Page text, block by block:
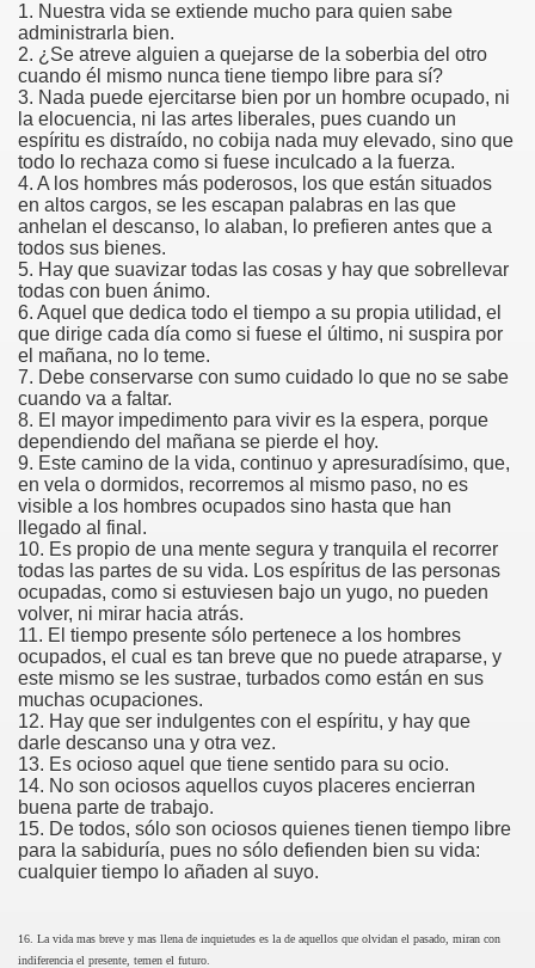
1. Nuestra vida se extiende mucho para quien sabe
administrarla bien.
2. ¿Se atreve alguien a quejarse de la soberbia del otro
cuando él mismo nunca tiene tiempo libre para sí?
3. Nada puede ejercitarse bien por un hombre ocupado, ni
la elocuencia, ni las artes liberales, pues cuando un
espíritu es distraído, no cobija nada muy elevado, sino que
todo lo rechaza como si fuese inculcado a la fuerza.
4. A los hombres más poderosos, los que están situados
en altos cargos, se les escapan palabras en las que
anhelan el descanso, lo alaban, lo prefieren antes que a
todos sus bienes.
5. Hay que suavizar todas las cosas y hay que sobrellevar
todas con buen ánimo.
6. Aquel que dedica todo el tiempo a su propia utilidad, el
que dirige cada día como si fuese el último, ni suspira por
el mañana, no lo teme.
7. Debe conservarse con sumo cuidado lo que no se sabe
cuando va a faltar.
8. El mayor impedimento para vivir es la espera, porque
dependiendo del mañana se pierde el hoy.
9. Este camino de la vida, continuo y apresuradísimo, que,
en vela o dormidos, recorremos al mismo paso, no es
visible a los hombres ocupados sino hasta que han
llegado al final.
10. Es propio de una mente segura y tranquila el recorrer
todas las partes de su vida. Los espíritus de las personas
ocupadas, como si estuviesen bajo un yugo, no pueden
volver, ni mirar hacia atrás.
11. El tiempo presente sólo pertenece a los hombres
ocupados, el cual es tan breve que no puede atraparse, y
este mismo se les sustrae, turbados como están en sus
muchas ocupaciones.
12. Hay que ser indulgentes con el espíritu, y hay que
darle descanso una y otra vez.
13. Es ocioso aquel que tiene sentido para su ocio.
14. No son ociosos aquellos cuyos placeres encierran
buena parte de trabajo.
15. De todos, sólo son ociosos quienes tienen tiempo libre
para la sabiduría, pues no sólo defienden bien su vida:
cualquier tiempo lo añaden al suyo.
16. La vida mas breve y mas llena de inquietudes es la de aquellos que olvidan el pasado, miran con
indiferencia el presente, temen el futuro.